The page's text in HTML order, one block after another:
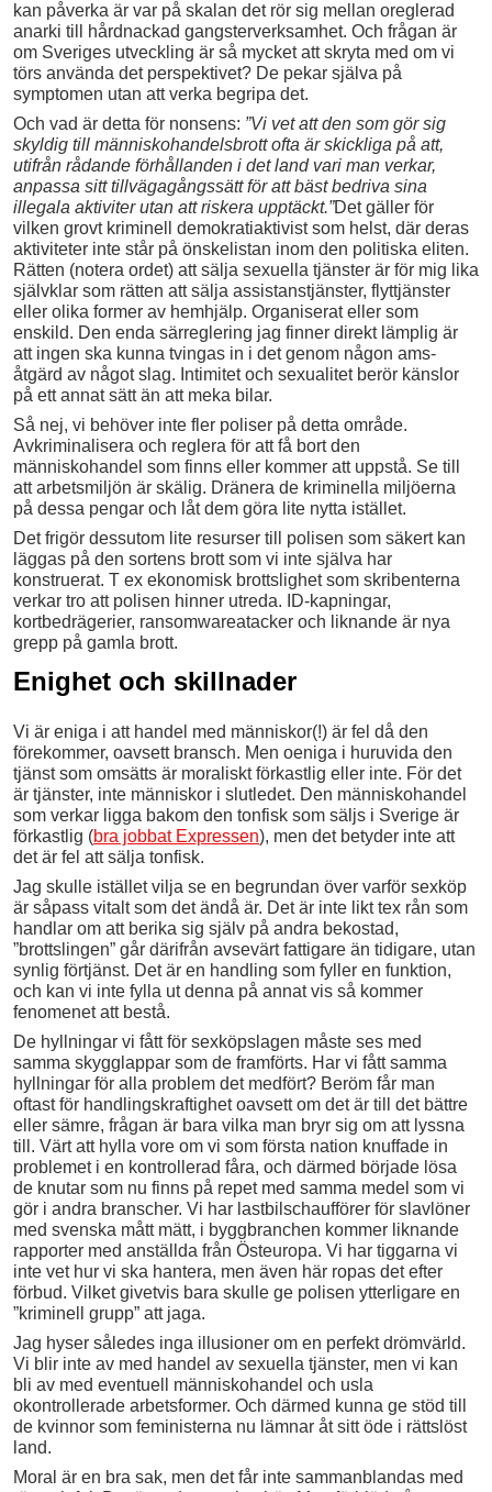
kan påverka är var på skalan det rör sig mellan oreglerad
anarki till hårdnackad gangsterverksamhet. Och frågan är
om Sveriges utveckling är så mycket att skryta med om vi
törs använda det perspektivet? De pekar själva på
symptomen utan att verka begripa det.
Och vad är detta för nonsens: ”Vi vet att den som gör sig
skyldig till människohandelsbrott ofta är skickliga på att,
utifrån rådande förhållanden i det land vari man verkar,
anpassa sitt tillvägagångssätt för att bäst bedriva sina
illegala aktiviter utan att riskera upptäckt.”Det gäller för
vilken grovt kriminell demokratiaktivist som helst, där deras
aktiviteter inte står på önskelistan inom den politiska eliten.
Rätten (notera ordet) att sälja sexuella tjänster är för mig lika
självklar som rätten att sälja assistanstjänster, flyttjänster
eller olika former av hemhjälp. Organiserat eller som
enskild. Den enda särreglering jag finner direkt lämplig är
att ingen ska kunna tvingas in i det genom någon ams-
åtgärd av något slag. Intimitet och sexualitet berör känslor
på ett annat sätt än att meka bilar.
Så nej, vi behöver inte fler poliser på detta område.
Avkriminalisera och reglera för att få bort den
människohandel som finns eller kommer att uppstå. Se till
att arbetsmiljön är skälig. Dränera de kriminella miljöerna
på dessa pengar och låt dem göra lite nytta istället.
Det frigör dessutom lite resurser till polisen som säkert kan
läggas på den sortens brott som vi inte själva har
konstruerat. T ex ekonomisk brottslighet som skribenterna
verkar tro att polisen hinner utreda. ID-kapningar,
kortbedrägerier, ransomwareatacker och liknande är nya
grepp på gamla brott.
Enighet och skillnader
Vi är eniga i att handel med människor(!) är fel då den
förekommer, oavsett bransch. Men oeniga i huruvida den
tjänst som omsätts är moraliskt förkastlig eller inte. För det
är tjänster, inte människor i slutledet. Den människohandel
som verkar ligga bakom den tonfisk som säljs i Sverige är
förkastlig (bra jobbat Expressen), men det betyder inte att
det är fel att sälja tonfisk.
Jag skulle istället vilja se en begrundan över varför sexköp
är såpass vitalt som det ändå är. Det är inte likt tex rån som
handlar om att berika sig själv på andra bekostad,
”brottslingen” går därifrån avsevärt fattigare än tidigare, utan
synlig förtjänst. Det är en handling som fyller en funktion,
och kan vi inte fylla ut denna på annat vis så kommer
fenomenet att bestå.
De hyllningar vi fått för sexköpslagen måste ses med
samma skygglappar som de framförts. Har vi fått samma
hyllningar för alla problem det medfört? Beröm får man
oftast för handlingskraftighet oavsett om det är till det bättre
eller sämre, frågan är bara vilka man bryr sig om att lyssna
till. Värt att hylla vore om vi som första nation knuffade in
problemet i en kontrollerad fåra, och därmed började lösa
de knutar som nu finns på repet med samma medel som vi
gör i andra branscher. Vi har lastbilschaufförer för slavlöner
med svenska mått mätt, i byggbranchen kommer liknande
rapporter med anställda från Östeuropa. Vi har tiggarna vi
inte vet hur vi ska hantera, men även här ropas det efter
förbud. Vilket givetvis bara skulle ge polisen ytterligare en
”kriminell grupp” att jaga.
Jag hyser således inga illusioner om en perfekt drömvärld.
Vi blir inte av med handel av sexuella tjänster, men vi kan
bli av med eventuell människohandel och usla
okontrollerade arbetsformer. Och därmed kunna ge stöd till
de kvinnor som feministerna nu lämnar åt sitt öde i rättslöst
land.
Moral är en bra sak, men det får inte sammanblandas med